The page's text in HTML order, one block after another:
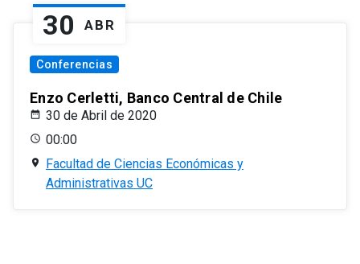
30 ABR
Conferencias
Enzo Cerletti, Banco Central de Chile
30 de Abril de 2020
00:00
Facultad de Ciencias Económicas y
Administrativas UC